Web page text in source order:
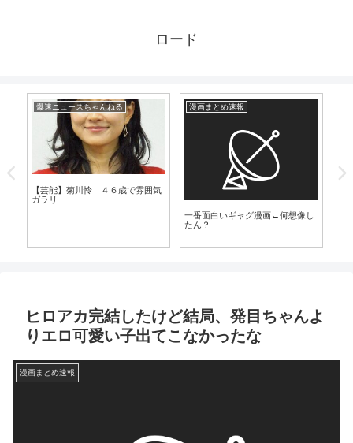
ロード
爆速ニュースちゃんねる
【芸能】菊川怜 ４６歳で雰囲気
ガラリ
漫画まとめ速報
一番面白いギャグ漫画←何想像し
たん？
ヒロアカ完結したけど結局、発目ちゃんよ
りエロ可愛い子出てこなかったな
漫画まとめ速報